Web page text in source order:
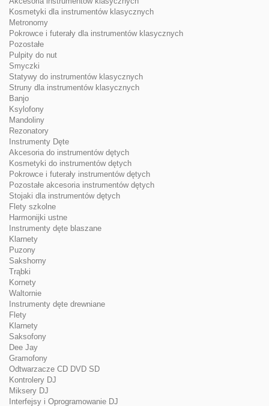
Kosmetyki dla instrumentów klasycznych
Metronomy
Pokrowce i futerały dla instrumentów klasycznych
Pozostałe
Pulpity do nut
Smyczki
Statywy do instrumentów klasycznych
Struny dla instrumentów klasycznych
Banjo
Ksylofony
Mandoliny
Rezonatory
Instrumenty Dęte
Akcesoria do instrumentów dętych
Kosmetyki do instrumentów dętych
Pokrowce i futerały instrumentów dętych
Pozostałe akcesoria instrumentów dętych
Stojaki dla instrumentów dętych
Flety szkolne
Harmonijki ustne
Instrumenty dęte blaszane
Klarnety
Puzony
Sakshorny
Trąbki
Kornety
Waltornie
Instrumenty dęte drewniane
Flety
Klarnety
Saksofony
Dee Jay
Gramofony
Odtwarzacze CD DVD SD
Kontrolery DJ
Miksery DJ
Interfejsy i Oprogramowanie DJ